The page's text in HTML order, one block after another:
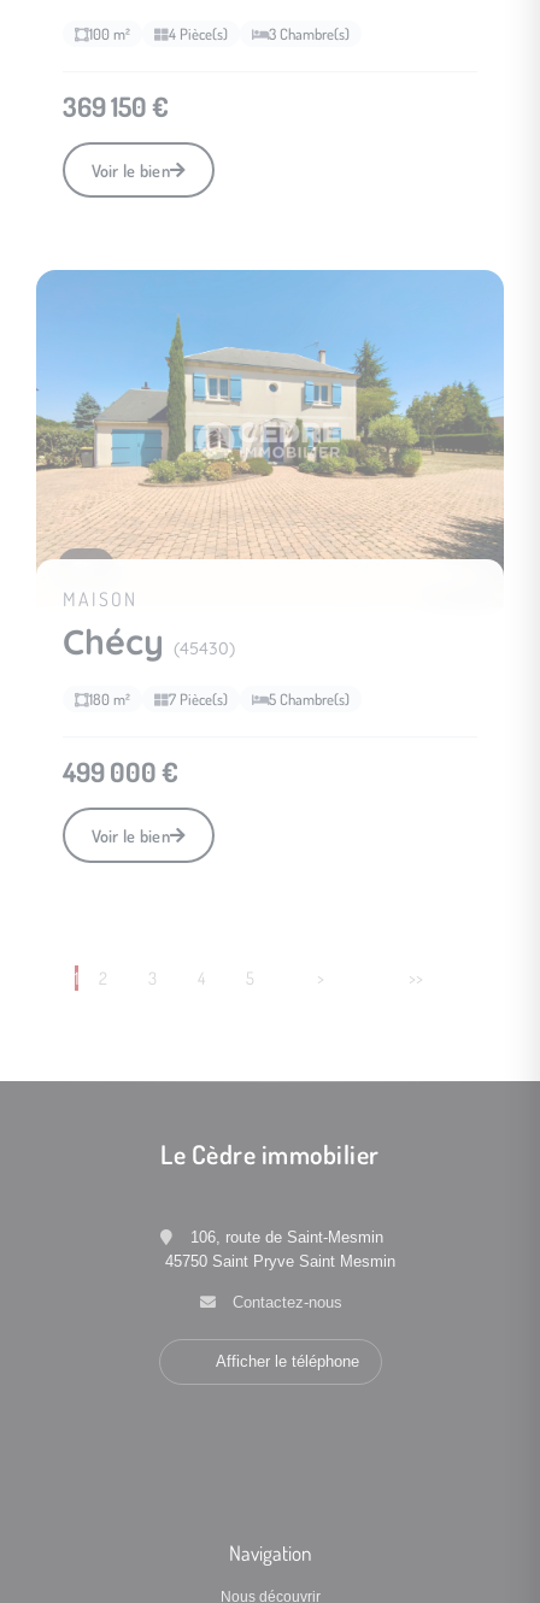
100 m² 4 Pièce(s) 3 Chambre(s)
369 150 €
Voir le bien
MAISON
Chécy (45430)
180 m² 7 Pièce(s) 5 Chambre(s)
499 000 €
Voir le bien
1 2 3 4 5 > >>
Le Cèdre immobilier
106, route de Saint-Mesmin
45750 Saint Pryve Saint Mesmin
Contactez-nous
Afficher le téléphone
Navigation
Nous découvrir